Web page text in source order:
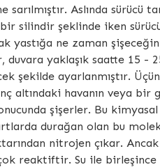
Aslında sürücü
silindir şeklinde iken
yastığa ne zaman
duvara yaklaşık saatte 15 -
şekilde ayarlanmıştır.
altındaki havanın veya bir
şişerler. Bu
durağan olan bu molekül
nitrojen çıkar. Ancak
reaktiftir. Su ile birleşince